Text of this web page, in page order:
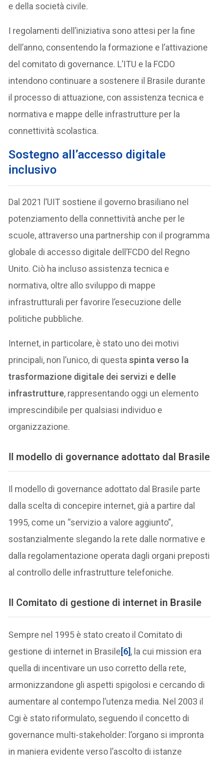
e della società civile.
I regolamenti dell’iniziativa sono attesi per la fine
dell’anno, consentendo la formazione e l’attivazione
del comitato di governance. L’ITU e la FCDO
intendono continuare a sostenere il Brasile durante
il processo di attuazione, con assistenza tecnica e
normativa e mappe delle infrastrutture per la
connettività scolastica.
Sostegno all’accesso digitale
inclusivo
Dal 2021 l’UIT sostiene il governo brasiliano nel
potenziamento della connettività anche per le
scuole, attraverso una partnership con il programma
globale di accesso digitale dell’FCDO del Regno
Unito. Ciò ha incluso assistenza tecnica e
normativa, oltre allo sviluppo di mappe
infrastrutturali per favorire l’esecuzione delle
politiche pubbliche.
Internet, in particolare, è stato uno dei motivi
principali, non l’unico, di questaspinta verso la
trasformazione digitale dei servizi e delle
infrastrutture, rappresentando oggi un elemento
imprescindibile per qualsiasi individuo e
organizzazione.
Il modello di governance adottato dal Brasile
Il modello di governance adottato dal Brasile parte
dalla scelta di concepire internet, già a partire dal
1995, come un “servizio a valore aggiunto”,
sostanzialmente slegando la rete dalle normative e
dalla regolamentazione operata dagli organi preposti
al controllo delle infrastrutture telefoniche.
Il Comitato di gestione di internet in Brasile
Sempre nel 1995 è stato creato il Comitato di
gestione di internet in Brasile[6], la cui mission era
quella di incentivare un uso corretto della rete,
armonizzandone gli aspetti spigolosi e cercando di
aumentare al contempo l’utenza media. Nel 2003 il
Cgi è stato riformulato, seguendo il concetto di
governance multi-stakeholder: l’organo si impronta
in maniera evidente verso l’ascolto di istanze